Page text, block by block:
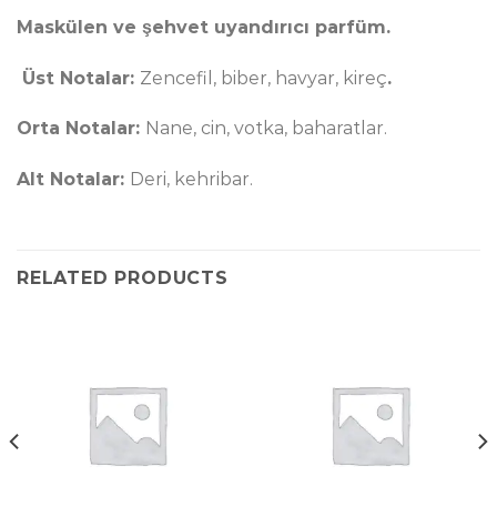
Maskülen ve şehvet uyandırıcı parfüm.
Üst Notalar: Zencefil, biber, havyar, kireç.
Orta Notalar: Nane, cin, votka, baharatlar.
Alt Notalar: Deri, kehribar.
RELATED PRODUCTS